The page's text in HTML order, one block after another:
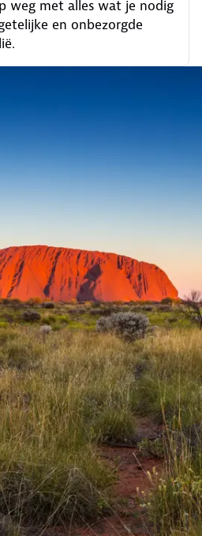
weg met alles wat je nodig
en onbezorgde